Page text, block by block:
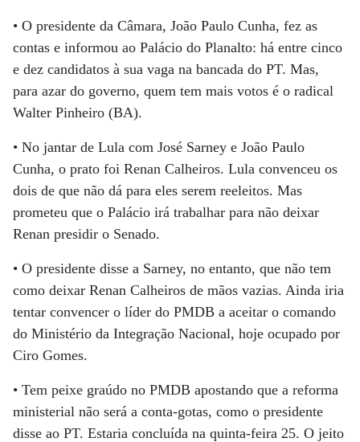
• O presidente da Câmara, João Paulo Cunha, fez as
contas e informou ao Palácio do Planalto: há entre cinco
e dez candidatos à sua vaga na bancada do PT. Mas,
para azar do governo, quem tem mais votos é o radical
Walter Pinheiro (BA).
• No jantar de Lula com José Sarney e João Paulo
Cunha, o prato foi Renan Calheiros. Lula convenceu os
dois de que não dá para eles serem reeleitos. Mas
prometeu que o Palácio irá trabalhar para não deixar
Renan presidir o Senado.
• O presidente disse a Sarney, no entanto, que não tem
como deixar Renan Calheiros de mãos vazias. Ainda iria
tentar convencer o líder do PMDB a aceitar o comando
do Ministério da Integração Nacional, hoje ocupado por
Ciro Gomes.
• Tem peixe graúdo no PMDB apostando que a reforma
ministerial não será a conta-gotas, como o presidente
disse ao PT. Estaria concluída na quinta-feira 25. O jeito